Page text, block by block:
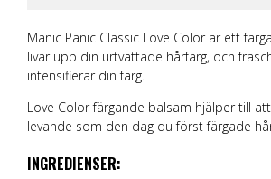
Manic Panic Classic Love Color är ett
livar upp din urtvättade hårfärg, och
intensifierar din färg.
Love Color färgande balsam hjälper till
levande som den dag du först färgade
INGREDIENSER: